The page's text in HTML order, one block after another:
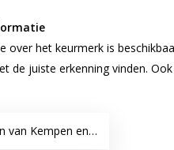
over het keurmerk is
de juiste erkenning vinden.
van Kempen en…